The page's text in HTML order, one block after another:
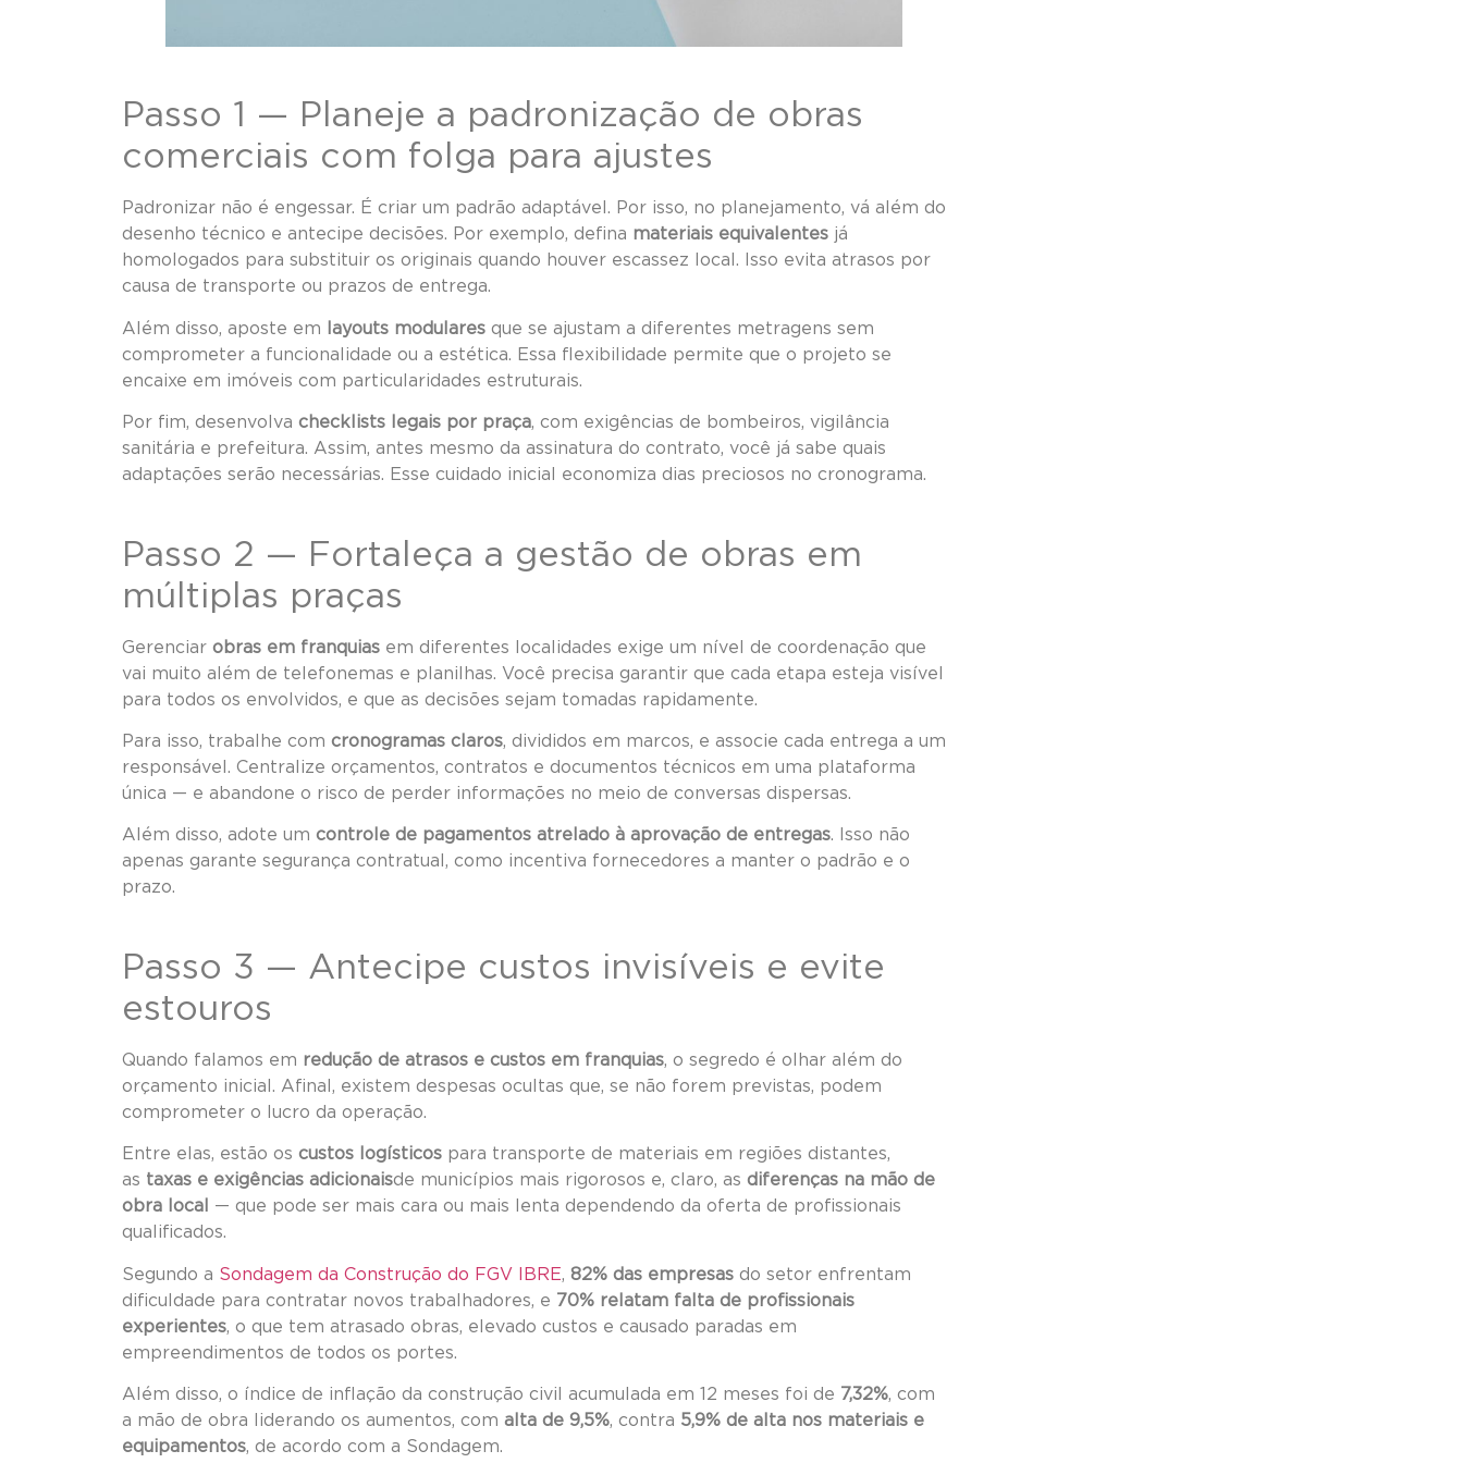
Passo 1 — Planeje a padronização de obras
comerciais com folga para ajustes
Padronizar não é engessar. É criar um padrão adaptável. Por isso, no planejamento, vá além do
desenho técnico e antecipe decisões. Por exemplo, defina materiais equivalentes já
homologados para substituir os originais quando houver escassez local. Isso evita atrasos por
causa de transporte ou prazos de entrega.
Além disso, aposte em layouts modulares que se ajustam a diferentes metragens sem
comprometer a funcionalidade ou a estética. Essa flexibilidade permite que o projeto se
encaixe em imóveis com particularidades estruturais.
Por fim, desenvolva checklists legais por praça, com exigências de bombeiros, vigilância
sanitária e prefeitura. Assim, antes mesmo da assinatura do contrato, você já sabe quais
adaptações serão necessárias. Esse cuidado inicial economiza dias preciosos no cronograma.
Passo 2 — Fortaleça a gestão de obras em
múltiplas praças
Gerenciar obras em franquias em diferentes localidades exige um nível de coordenação que
vai muito além de telefonemas e planilhas. Você precisa garantir que cada etapa esteja visível
para todos os envolvidos, e que as decisões sejam tomadas rapidamente.
Para isso, trabalhe com cronogramas claros, divididos em marcos, e associe cada entrega a um
responsável. Centralize orçamentos, contratos e documentos técnicos em uma plataforma
única — e abandone o risco de perder informações no meio de conversas dispersas.
Além disso, adote um controle de pagamentos atrelado à aprovação de entregas. Isso não
apenas garante segurança contratual, como incentiva fornecedores a manter o padrão e o
prazo.
Passo 3 — Antecipe custos invisíveis e evite
estouros
Quando falamos em redução de atrasos e custos em franquias, o segredo é olhar além do
orçamento inicial. Afinal, existem despesas ocultas que, se não forem previstas, podem
comprometer o lucro da operação.
Entre elas, estão os custos logísticos para transporte de materiais em regiões distantes,
as taxas e exigências adicionaisde municípios mais rigorosos e, claro, as diferenças na mão de
obra local
— que pode ser mais cara ou mais lenta dependendo da oferta de profissionais
qualificados.
Segundo a Sondagem da Construção do FGV IBRE, 82% das empresas do setor enfrentam
dificuldade para contratar novos trabalhadores, e 70% relatam falta de profissionais
experientes, o que tem atrasado obras, elevado custos e causado paradas em
empreendimentos de todos os portes.
Além disso, o índice de inflação da construção civil acumulada em 12 meses foi de 7,32%, com
a mão de obra liderando os aumentos, com alta de 9,5%, contra 5,9% de alta nos materiais e
equipamentos, de acordo com a Sondagem.